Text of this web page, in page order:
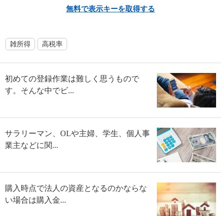
無料で表示キーを取得する
雑所得 高税率
初めての登録作業は難しく思うもので
す。そんな中でビ...
サラリーマン、OLや主婦、学生、個人事
業主などに関...
購入時点で法人の資産となるのかならな
い場合は購入金...